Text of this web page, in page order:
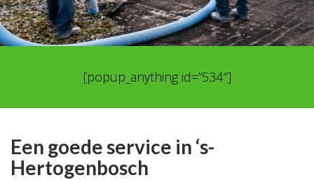
[popup_anything id=”534″]
Een goede service in ‘s-
Hertogenbosch